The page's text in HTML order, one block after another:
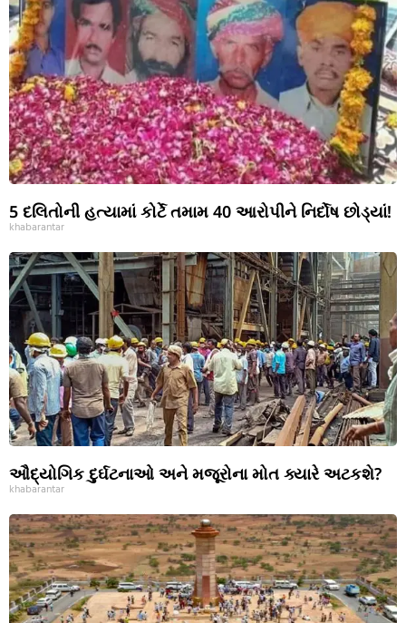
5 દલિતોની હત્યામાં કોર્ટે તમામ 40 આરોપીને નિર્દોષ છોડ્યાં!
khabarantar
ઔદ્યોગિક દુર્ઘટનાઓ અને મજૂરોના મોત ક્યારે અટકશે?
khabarantar